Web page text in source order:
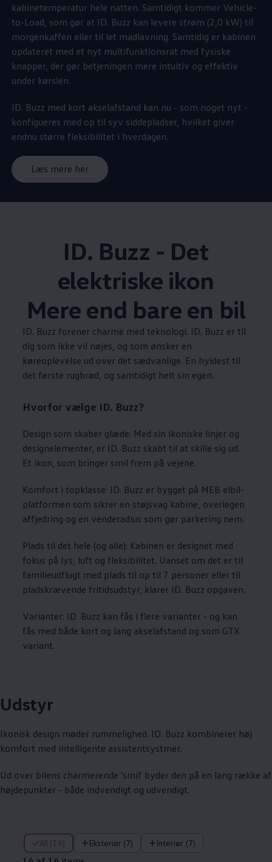
kabinetemperatur hele natten. Samtidigt kommer Vehicle-
to-Load, som gør at ID. Buzz kan levere strøm (2,0 kW) til
morgenkaffen eller til let madlavning. Samtidig er kabinen
opdateret med et nyt multifunktionsrat med fysiske
knapper, der gør betjeningen mere intuitiv og effektiv
under kørslen.
ID. Buzz med kort akselafstand kan nu - som noget nyt -
konfigueres med op til syv siddepladser, hvilket giver
endnu større fleksibilitet i hverdagen.
Læs mere her
ID. Buzz - Det
elektriske ikon
Mere end bare en bil
ID. Buzz forener charme med teknologi. ID. Buzz er til
dig som ikke vil nøjes, og som ønsker en
køreoplevelse ud over det sædvanlige. En hyldest til
det første rugbrød, og samtidigt helt sin egen.
Hvorfor vælge ID. Buzz?
Design som skaber glæde: Med sin ikoniske linjer og
designelementer, er ID. Buzz skabt til at skille sig ud.
Et ikon, som bringer smil frem på vejene.
Komfort i topklasse: ID. Buzz er bygget på MEB elbil-
platformen som sikrer en støjsvag kabine, overlegen
affjedring og en venderadius som gør parkering nem.
Plads til det hele (og alle): Kabinen er designet med
fokus på lys, luft og fleksibilitet. Uanset om det er til
familieudflugt med plads til op til 7 personer eller til
pladskrævende fritidsudstyr, klarer ID. Buzz opgaven.
Varianter: ID. Buzz kan fås i flere varianter - og kan
fås med både kort og lang akselafstand og som GTX
variant.
Udstyr
Ikonisk design møder rummelighed. ID. Buzz kombinerer høj
komfort med intelligente assistentsystmer.
Ud over bilens charmerende 'smil' byder den på en lang række af
højdepunkter - både indvendigt og udvendigt.
All (14) Eksteriør (7) Interiør (7)
14 af 14 items